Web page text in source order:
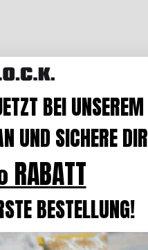
BEI UNSEREM
UND SICHERE DIR
BESTELLUNG!